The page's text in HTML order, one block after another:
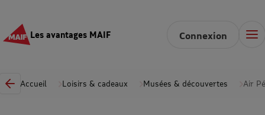
Les avantages MAIF Connexion
Accueil Loisirs & cadeaux Musées & découvertes Air